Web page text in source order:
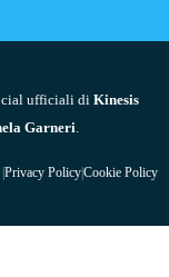
ufficiali di Kinesis
Garneri.
Privacy PolicyCookie Policy